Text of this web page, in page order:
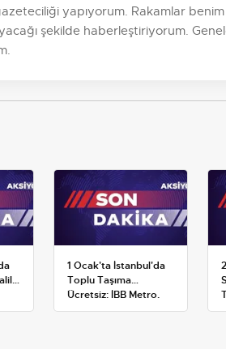
yapıyorum. Rakamlar
şekilde haberleştiriyorum.
1 Ocak'ta İstanbul'da
Toplu Taşıma
Ücretsiz: İBB Metro,
Metrobüs ve Otobüs